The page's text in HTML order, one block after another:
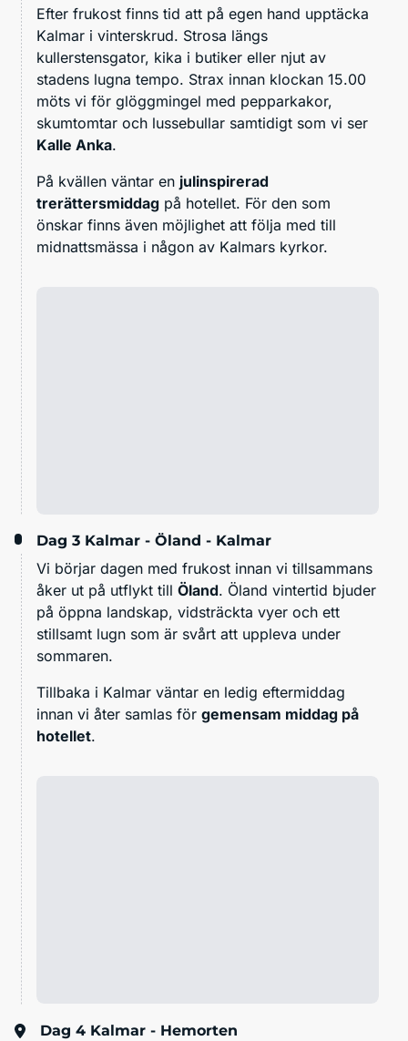
Efter frukost finns tid att på egen hand upptäcka
Kalmar i vinterskrud. Strosa längs
kullerstensgator, kika i butiker eller njut av
stadens lugna tempo. Strax innan klockan 15.00
möts vi för glöggmingel med pepparkakor,
skumtomtar och lussebullar samtidigt som vi ser
Kalle Anka.
På kvällen väntar en julinspirerad
trerättersmiddag på hotellet. För den som
önskar finns även möjlighet att följa med till
midnattsmässa i någon av Kalmars kyrkor.
Dag 3 Kalmar - Öland - Kalmar
Vi börjar dagen med frukost innan vi tillsammans
åker ut på utflykt till Öland. Öland vintertid bjuder
på öppna landskap, vidsträckta vyer och ett
stillsamt lugn som är svårt att uppleva under
sommaren.
Tillbaka i Kalmar väntar en ledig eftermiddag
innan vi åter samlas för gemensam middag på
hotellet.
Dag 4 Kalmar - Hemorten